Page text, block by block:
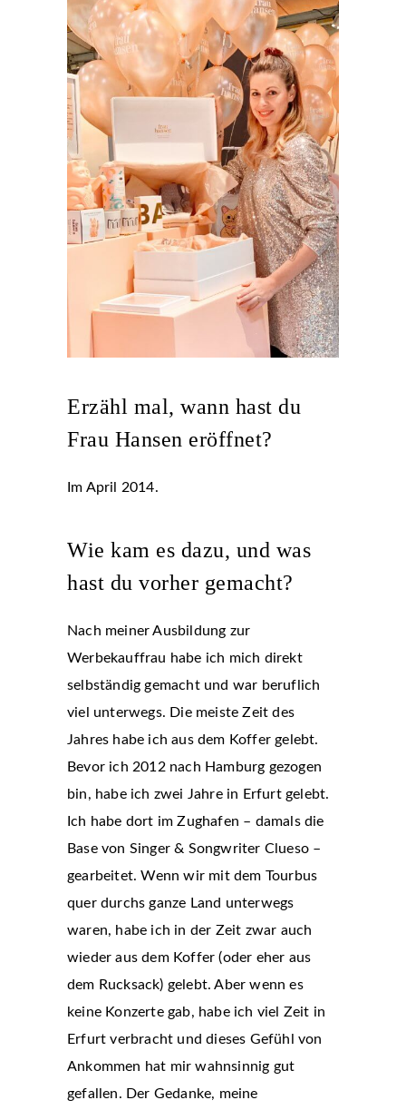
Erzähl mal, wann hast du
Frau Hansen eröffnet?
Im April 2014.
Wie kam es dazu, und was
hast du vorher gemacht?
Nach meiner Ausbildung zur
Werbekauffrau habe ich mich direkt
selbständig gemacht und war beruflich
viel unterwegs. Die meiste Zeit des
Jahres habe ich aus dem Koffer gelebt.
Bevor ich 2012 nach Hamburg gezogen
bin, habe ich zwei Jahre in Erfurt gelebt.
Ich habe dort im Zughafen – damals die
Base von Singer & Songwriter Clueso –
gearbeitet. Wenn wir mit dem Tourbus
quer durchs ganze Land unterwegs
waren, habe ich in der Zeit zwar auch
wieder aus dem Koffer (oder eher aus
dem Rucksack) gelebt. Aber wenn es
keine Konzerte gab, habe ich viel Zeit in
Erfurt verbracht und dieses Gefühl von
Ankommen hat mir wahnsinnig gut
gefallen. Der Gedanke, meine